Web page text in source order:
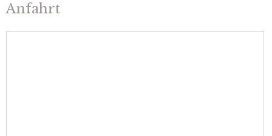
Anfahrt